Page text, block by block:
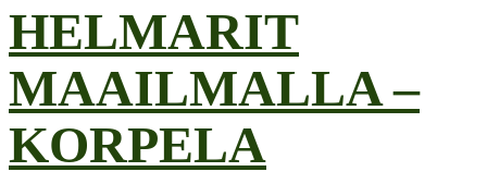
HELMARIT
MAAILMALLA –
KORPELA